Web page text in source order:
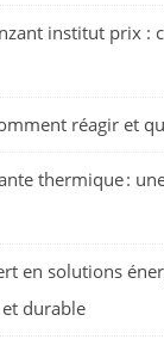
institut prix :
réagir et
thermique :
en solutions
durable